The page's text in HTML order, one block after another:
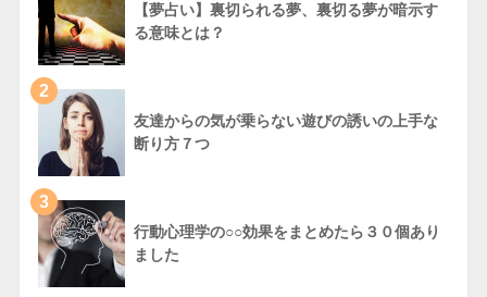
【夢占い】裏切られる夢、裏切る夢が暗示す
る意味とは？
2
友達からの気が乗らない遊びの誘いの上手な
断り方７つ
3
行動心理学の○○効果をまとめたら３０個あり
ました